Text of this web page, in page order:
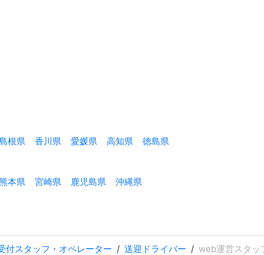
根県 香川県 愛媛県 高知県 徳島県
本県 宮崎県 鹿児島県 沖縄県
付スタッフ・オペレーター 送迎ドライバー
web運営スタッ